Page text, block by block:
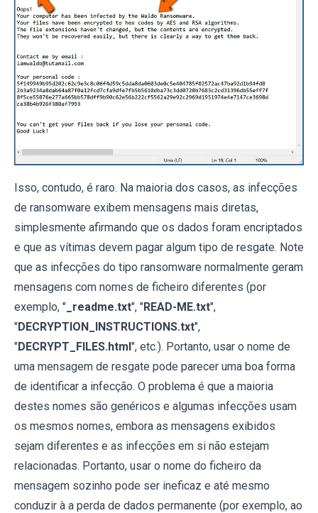
Isso, contudo, é raro. Na maioria dos casos, as infecções
de ransomware exibem mensagens mais diretas,
simplesmente afirmando que os dados foram encriptados
e que as vítimas devem pagar algum tipo de resgate. Note
que as infecções do tipo ransomware normalmente geram
mensagens com nomes de ficheiro diferentes (por
exemplo, " _readme.txt", "READ-ME.txt",
"DECRYPTION_INSTRUCTIONS.txt",
"DECRYPT_FILES.html", etc.). Portanto, usar o nome de
uma mensagem de resgate pode parecer uma boa forma
de identificar a infecção. O problema é que a maioria
destes nomes são genéricos e algumas infecções usam
os mesmos nomes, embora as mensagens exibidos
sejam diferentes e as infecções em si não estejam
relacionadas. Portanto, usar o nome do ficheiro da
mensagem sozinho pode ser ineficaz e até mesmo
conduzir à a perda de dados permanente (por exemplo, ao